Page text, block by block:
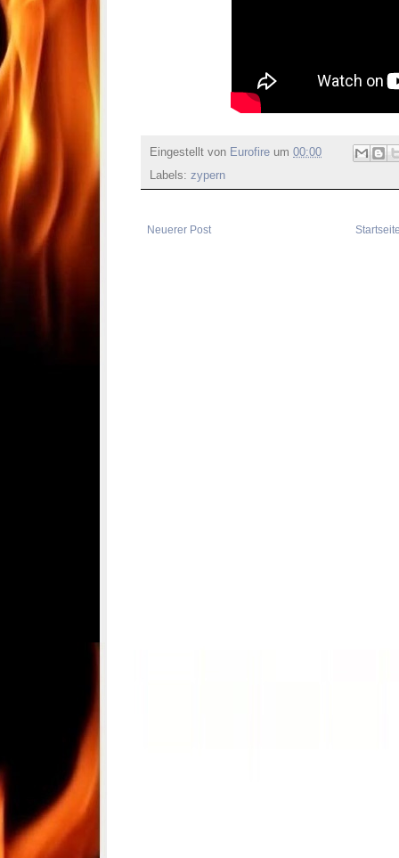
Eingestellt von Eurofire um 00:00
Labels: zypern
Neuerer Post